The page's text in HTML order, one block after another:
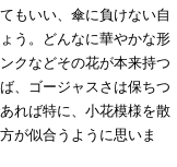
もいい、傘に負けない自
う。どんなに華やかな形
クなどその花が本来持つ
、ゴージャスさは保ちつ
れば特に、小花模様を散
が似合うように思いま